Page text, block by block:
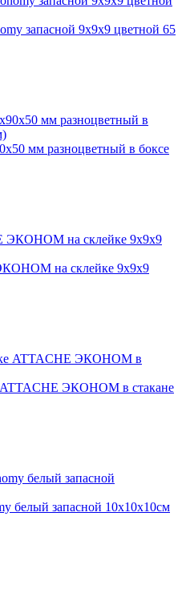
запасной 9х9х9 цветной 65
мм разноцветный в боксе
на склейке 9х9х9
ATTACHE ЭКОНОМ в стакане
белый запасной 10х10х10см